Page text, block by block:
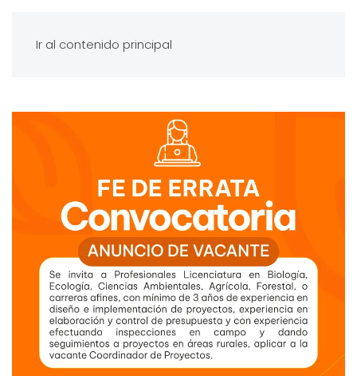
Ir al contenido principal